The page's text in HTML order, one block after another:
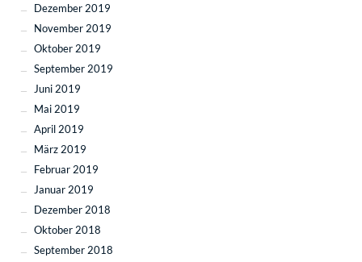
Dezember 2019
November 2019
Oktober 2019
September 2019
Juni 2019
Mai 2019
April 2019
März 2019
Februar 2019
Januar 2019
Dezember 2018
Oktober 2018
September 2018